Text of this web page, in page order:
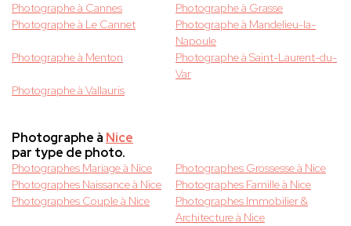
Photographe à Cannes
Photographe à Grasse
Photographe à Le Cannet
Photographe à Mandelieu-la-
Napoule
Photographe à Menton
Photographe à Saint-Laurent-du-
Var
Photographe à Vallauris
Photographe à Nice
par type de photo.
Photographes Mariage à Nice
Photographes Grossesse à Nice
Photographes Naissance à Nice
Photographes Famille à Nice
Photographes Couple à Nice
Photographes Immobilier &
Architecture à Nice